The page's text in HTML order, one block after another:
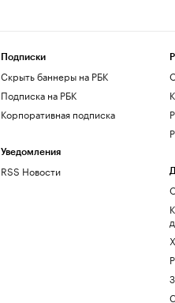
Подписки
Скрыть баннеры на РБК
Подписка на РБК
Корпоративная подписка
Уведомления
RSS Новости